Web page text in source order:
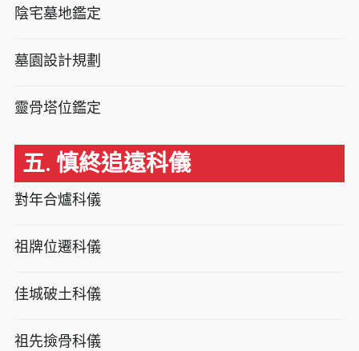
陰宅墓地鑑定
墓園設計規劃
靈骨塔位鑑定
五. 慎終追遠科儀
對年合爐科儀
祖牌位遷科儀
佳城破土科儀
祖先撿骨科儀